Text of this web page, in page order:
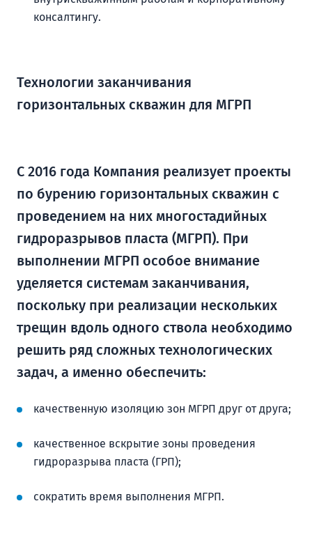
консалтингу.
Технологии заканчивания
горизонтальных скважин для МГРП
С 2016 года Компания реализует проекты
по бурению горизонтальных скважин с
проведением на них многостадийных
гидроразрывов пласта (МГРП). При
выполнении МГРП особое внимание
уделяется системам заканчивания,
поскольку при реализации нескольких
трещин вдоль одного ствола необходимо
решить ряд сложных технологических
задач, а именно обеспечить:
качественную изоляцию зон МГРП друг от друга;
качественное вскрытие зоны проведения
гидроразрыва пласта (ГРП);
сократить время выполнения МГРП.